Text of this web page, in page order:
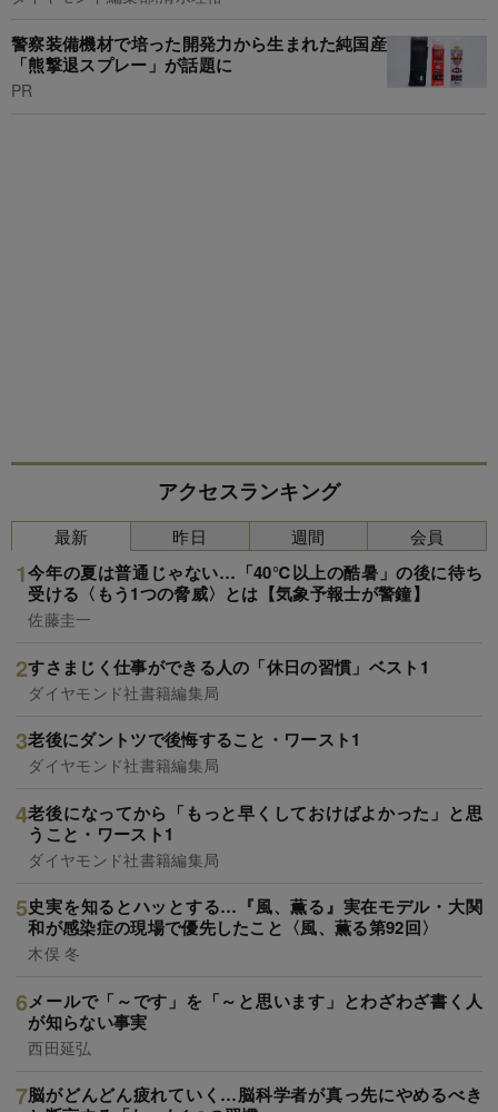
警察装備機材で培った開発力から生まれた純国産
「熊撃退スプレー」が話題に
PR
アクセスランキング
最新
今年の夏は普通じゃない…「40℃以上の酷暑」の後に待ち
受ける〈もう1つの脅威〉とは【気象予報士が警鐘】
佐藤圭一
すさまじく仕事ができる人の「休日の習慣」ベスト1
ダイヤモンド社書籍編集局
老後にダントツで後悔すること・ワースト1
ダイヤモンド社書籍編集局
老後になってから「もっと早くしておけばよかった」と思
うこと・ワースト1
ダイヤモンド社書籍編集局
史実を知るとハッとする…『風、薫る』実在モデル・大関
和が感染症の現場で優先したこと〈風、薫る第92回〉
木俣 冬
メールで「～です」を「～と思います」とわざわざ書く人
が知らない事実
西田延弘
脳がどんどん疲れていく…脳科学者が真っ先にやめるべき
昨日 週間 会員